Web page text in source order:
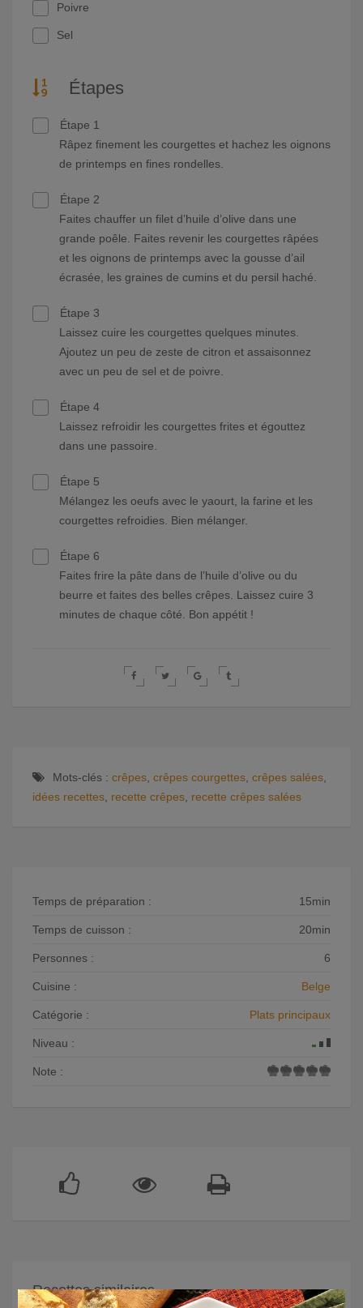
Poivre
Sel
Étapes
Étape 1
Râpez finement les courgettes et hachez les oignons
de printemps en fines rondelles.
Étape 2
Faites chauffer un filet d’huile d’olive dans une
grande poêle. Faites revenir les courgettes râpées
et les oignons de printemps avec la gousse d’ail
écrasée, les graines de cumins et du persil haché.
Étape 3
Laissez cuire les courgettes quelques minutes.
Ajoutez un peu de zeste de citron et assaisonnez
avec un peu de sel et de poivre.
Étape 4
Laissez refroidir les courgettes frites et égouttez
dans une passoire.
Étape 5
Mélangez les oeufs avec le yaourt, la farine et les
courgettes refroidies. Bien mélanger.
Étape 6
Faites frire la pâte dans de l’huile d’olive ou du
beurre et faites des belles crêpes. Laissez cuire 3
minutes de chaque côté. Bon appétit !
Mots-clés : crêpes crêpes courgettes crêpes salées
idées recettes recette crêpes recette crêpes salées
Temps de préparation : 15min
Temps de cuisson : 20min
Personnes : 6
Cuisine : Belge
Catégorie : Plats principaux
Niveau :
Note :
Recettes similaires ×